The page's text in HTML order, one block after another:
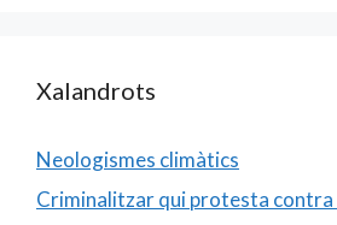
Xalandrots
Neologismes climàtics
Criminalitzar qui protesta contra